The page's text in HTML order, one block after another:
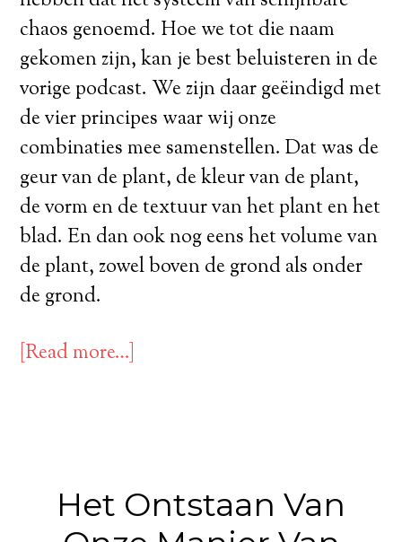
chaos genoemd. Hoe we tot die naam
gekomen zijn, kan je best beluisteren in de
vorige podcast. We zijn daar geëindigd met
de vier principes waar wij onze
combinaties mee samenstellen. Dat was de
geur van de plant, de kleur van de plant,
de vorm en de textuur van het plant en het
blad. En dan ook nog eens het volume van
de plant, zowel boven de grond als onder
de grond.
[Read more…]
Het Ontstaan Van